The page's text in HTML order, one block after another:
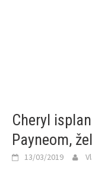
Cheryl
Payneom,
13/03/2019